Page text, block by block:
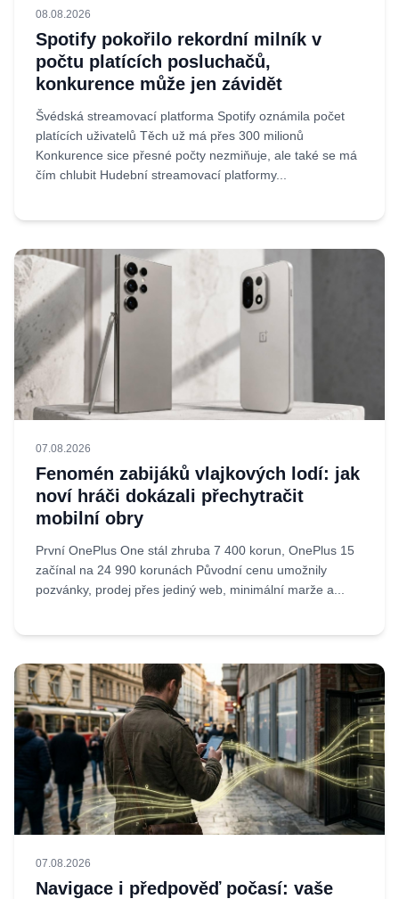
08.08.2026
Spotify pokořilo rekordní milník v
počtu platících posluchačů,
konkurence může jen závidět
Švédská streamovací platforma Spotify oznámila počet
platících uživatelů Těch už má přes 300 milionů
Konkurence sice přesné počty nezmiňuje, ale také se má
čím chlubit Hudební streamovací platformy...
07.08.2026
Fenomén zabijáků vlajkových lodí: jak
noví hráči dokázali přechytračit
mobilní obry
První OnePlus One stál zhruba 7 400 korun, OnePlus 15
začínal na 24 990 korunách Původní cenu umožnily
pozvánky, prodej přes jediný web, minimální marže a...
07.08.2026
Navigace i předpověď počasí: vaše